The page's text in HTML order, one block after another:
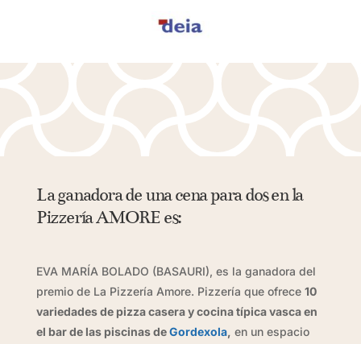
La ganadora de una cena para dos en la
Pizzería AMORE es:
EVA MARÍA BOLADO (BASAURI), es la ganadora del
premio de La Pizzería Amore. Pizzería que ofrece 10
variedades de pizza casera y cocina típica vasca en
el bar de las piscinas deGordexola, en un espacio